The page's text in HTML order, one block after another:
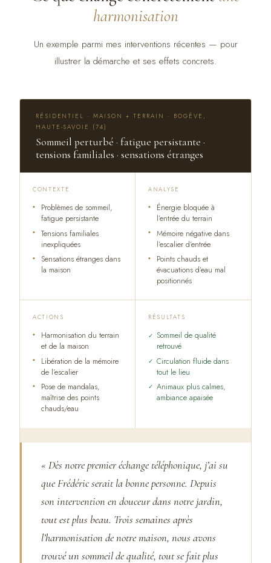
harmonisation
Un exemple parmi mes interventions récentes — pour
illustrer la démarche et ses effets concrets.
RÉSIDENTIEL · MAISON + TERRAIN · BOGÈVE,
HAUTE-SAVOIE (74)
Sommeil perturbé · fatigue persistante ·
tensions familiales · sensations étranges
CONTEXTE
Problèmes de sommeil,
fatigue persistante
Tensions familiales
inexpliquées
Sensations étranges dans
la maison
ANALYSE
Énergie bloquée à
l’entrée du terrain
Mémoire négative dans
l’escalier d’entrée
Points chauds et
évacuations d’eau mal
positionnés
ACTIONS
Harmonisation du terrain
et de la maison
Libération de la mémoire
de l’escalier
Pose de mandalas,
maîtrise des points
chauds/eau
RÉSULTATS
Sommeil de qualité
retrouvé
Circulation fluide dans
tout le lieu
Animaux plus calmes,
ambiance apaisée
« Dès notre premier échange téléphonique, j’ai su
que Frédéric serait la bonne personne. Depuis
son intervention en douceur dans notre jardin,
tout est plus beau. Trois semaines après
l’harmonisation de notre maison, nous avons
trouvé un sommeil de qualité, tout se fait plus